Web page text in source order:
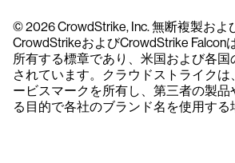
© 2026 CrowdStrike, Inc. 無断複製およ
CrowdStrikeおよびCrowdStrike Falcon
所有する標章であり、米国および各
されています。クラウドストライク
ービスマークを所有し、第三者の製
る目的で各社のブランド名を使用する